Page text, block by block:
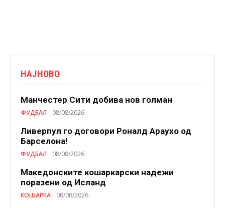
НАЈНОВО
Манчестер Сити добива нов голман
ФУДБАЛ 08/08/2026
Ливерпул го договори Роналд Араухо од
Барселона!
ФУДБАЛ 08/08/2026
Македонските кошаркарски надежи
поразени од Исланд
КОШАРКА 08/08/2026